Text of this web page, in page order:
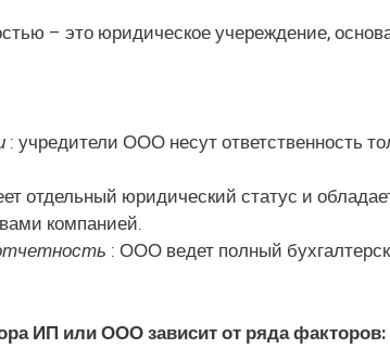
– это юридическое учереждение,
: учредители ООО несут ответственность
отдельный юридический статус и
компанией.
: ООО ведет полный
ИП или ООО зависит от ряда факторов: